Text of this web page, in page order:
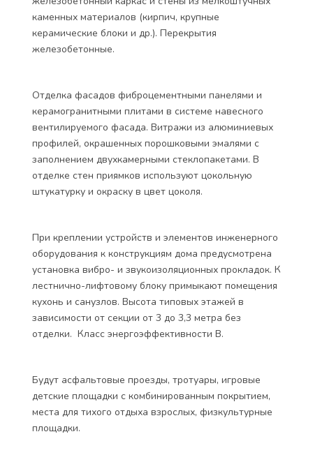
каменных материалов (кирпич, крупные
керамические блоки и др.). Перекрытия
железобетонные.
Отделка фасадов фиброцементными панелями и
керамогранитными плитами в системе навесного
вентилируемого фасада. Витражи из алюминиевых
профилей, окрашенных порошковыми эмалями с
заполнением двухкамерными стеклопакетами. В
отделке стен приямков используют цокольную
штукатурку и окраску в цвет цоколя.
При креплении устройств и элементов инженерного
оборудования к конструкциям дома предусмотрена
установка вибро- и звукоизоляционных прокладок. К
лестнично-лифтовому блоку примыкают помещения
кухонь и санузлов. Высота типовых этажей в
зависимости от секции от 3 до 3,3 метра без
отделки. Класс энергоэффективности В.
Будут асфальтовые проезды, тротуары, игровые
детские площадки с комбинированным покрытием,
места для тихого отдыха взрослых, физкультурные
площадки.